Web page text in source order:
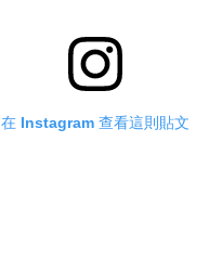
在 Instagram 查看這則貼文